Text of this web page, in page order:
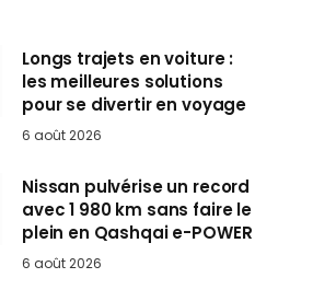
Longs trajets en voiture :
les meilleures solutions
pour se divertir en voyage
6 août 2026
Nissan pulvérise un record
avec 1 980 km sans faire le
plein en Qashqai e-POWER
6 août 2026